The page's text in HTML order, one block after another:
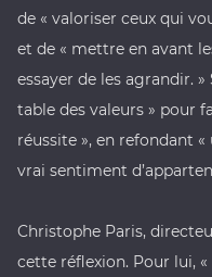
de « valoriser ceux qui
et de « mettre en avant
essayer de les agrandir.
table des valeurs » pour
réussite », en refondant
vrai sentiment
Christophe Paris,
cette réflexion. Pour lui, «